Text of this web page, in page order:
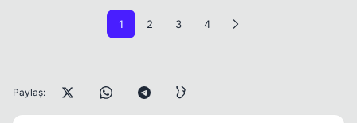
1 2 3 4
Paylaş: